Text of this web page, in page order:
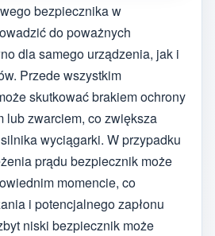
bezpiecznika w
do poważnych
dla samego urządzenia, jak i
Przede wszystkim
skutkować brakiem ochrony
lub zwarciem, co zwiększa
wyciągarki. W przypadku
prądu bezpiecznik może
momencie, co
i potencjalnego zapłonu
niski bezpiecznik może